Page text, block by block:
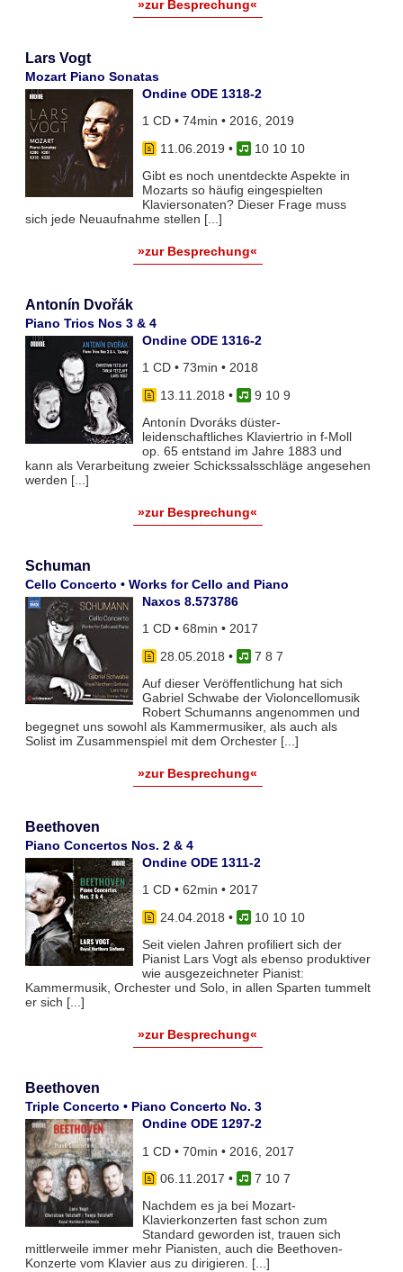
»zur Besprechung«
Lars Vogt
Mozart Piano Sonatas
Ondine ODE 1318-2
1 CD • 74min • 2016, 2019
11.06.2019 •
10 10 10
Gibt es noch unentdeckte Aspekte in
Mozarts so häufig eingespielten
Klaviersonaten? Dieser Frage muss
sich jede Neuaufnahme stellen [...]
»zur Besprechung«
Antonín Dvořák
Piano Trios Nos 3 & 4
Ondine ODE 1316-2
1 CD • 73min • 2018
13.11.2018 •
9 10 9
Antonín Dvoráks düster-
leidenschaftliches Klaviertrio in f-Moll
op. 65 entstand im Jahre 1883 und
kann als Verarbeitung zweier Schickssalsschläge angesehen
werden [...]
»zur Besprechung«
Schuman
Cello Concerto • Works for Cello and Piano
Naxos 8.573786
1 CD • 68min • 2017
28.05.2018 •
7 8 7
Auf dieser Veröffentlichung hat sich
Gabriel Schwabe der Violoncellomusik
Robert Schumanns angenommen und
begegnet uns sowohl als Kammermusiker, als auch als
Solist im Zusammenspiel mit dem Orchester [...]
»zur Besprechung«
Beethoven
Piano Concertos Nos. 2 & 4
Ondine ODE 1311-2
1 CD • 62min • 2017
24.04.2018 •
10 10 10
Seit vielen Jahren profiliert sich der
Pianist Lars Vogt als ebenso produktiver
wie ausgezeichneter Pianist:
Kammermusik, Orchester und Solo, in allen Sparten tummelt
er sich [...]
»zur Besprechung«
Beethoven
Triple Concerto • Piano Concerto No. 3
Ondine ODE 1297-2
1 CD • 70min • 2016, 2017
06.11.2017 •
7 10 7
Nachdem es ja bei Mozart-
Klavierkonzerten fast schon zum
Standard geworden ist, trauen sich
mittlerweile immer mehr Pianisten, auch die Beethoven-
Konzerte vom Klavier aus zu dirigieren. [...]